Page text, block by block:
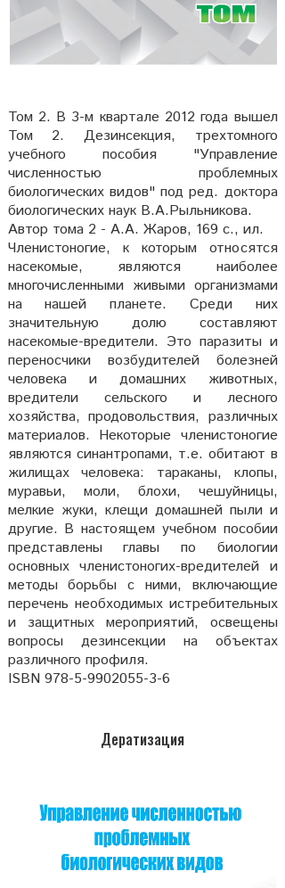
Том 2. В 3-м квартале 2012 года вышел
Том 2. Дезинсекция, трехтомного
учебного пособия "Управление
численностью проблемных
биологических видов" под ред. доктора
биологических наук В.А.Рыльникова.
Автор тома 2 - А.А. Жаров, 169 с., ил.
Членистоногие, к которым относятся
насекомые, являются наиболее
многочисленными живыми организмами
на нашей планете. Среди них
значительную долю составляют
насекомые-вредители. Это паразиты и
переносчики возбудителей болезней
человека и домашних животных,
вредители сельского и лесного
хозяйства, продовольствия, различных
материалов. Некоторые членистоногие
являются синантропами, т.е. обитают в
жилищах человека: тараканы, клопы,
муравьи, моли, блохи, чешуйницы,
мелкие жуки, клещи домашней пыли и
другие. В настоящем учебном пособии
представлены главы по биологии
основных членистоногих-вредителей и
методы борьбы с ними, включающие
перечень необходимых истребительных
и защитных мероприятий, освещены
вопросы дезинсекции на объектах
различного профиля.
ISBN 978-5-9902055-3-6
Дератизация